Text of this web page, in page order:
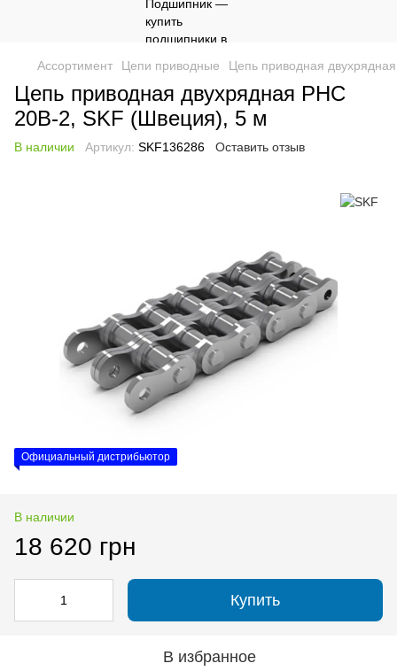
Ассортимент Цепи приводные Цепь приводная
Цепь приводная двухрядная PHC
20B-2, SKF (Швеция), 5 м
В наличии Артикул: SKF136286 Оставить отзыв
Официальный дистрибьютор
В наличии
18 620 грн
Купить
В избранное